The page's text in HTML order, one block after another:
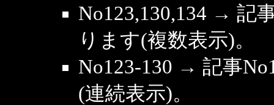
No123,130,134 → 記
ります(複数表示)。
No123-130 → 記事
(連続表示)。